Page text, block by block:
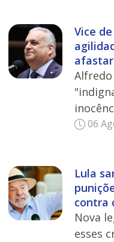
Vice
06
Lula
contra
Nova
esses